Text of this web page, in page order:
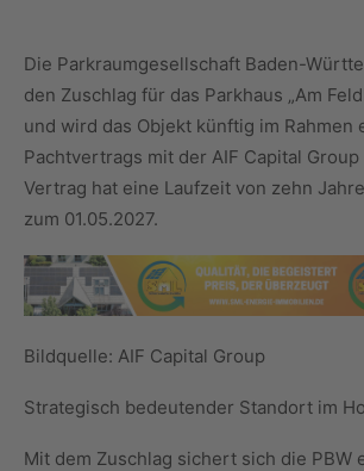
Die Parkraumgesellschaft Baden-
den Zuschlag für das Parkhaus „Am
und wird das Objekt künftig im Rahmen
Pachtvertrags mit der AIF Capital
Vertrag hat eine Laufzeit von zehn
zum 01.05.2027.
Bildquelle: AIF Capital Group
Strategisch bedeutender Standort im
Mit dem Zuschlag sichert sich die PBW